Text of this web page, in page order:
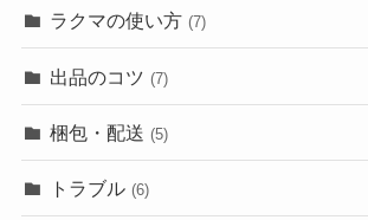
ラクマの使い方 (7)
出品のコツ (7)
梱包・配送 (5)
トラブル (6)